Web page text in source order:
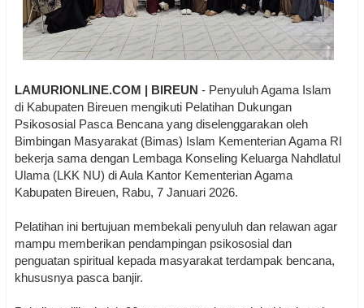
LAMURIONLINE.COM | BIREUN - Penyuluh Agama Islam
di Kabupaten Bireuen mengikuti Pelatihan Dukungan
Psikososial Pasca Bencana yang diselenggarakan oleh
Bimbingan Masyarakat (Bimas) Islam Kementerian Agama RI
bekerja sama dengan Lembaga Konseling Keluarga Nahdlatul
Ulama (LKK NU) di Aula Kantor Kementerian Agama
Kabupaten Bireuen, Rabu, 7 Januari 2026.
Pelatihan ini bertujuan membekali penyuluh dan relawan agar
mampu memberikan pendampingan psikososial dan
penguatan spiritual kepada masyarakat terdampak bencana,
khususnya pasca banjir.